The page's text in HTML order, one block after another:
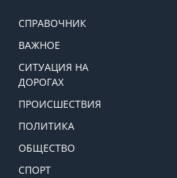
СПРАВОЧНИК
ВАЖНОЕ
СИТУАЦИЯ НА
ДОРОГАХ
ПРОИСШЕСТВИЯ
ПОЛИТИКА
ОБЩЕСТВО
СПОРТ